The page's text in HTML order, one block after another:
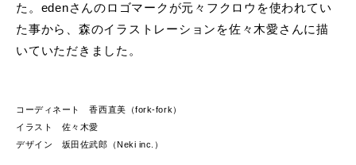
た。edenさんのロゴマークが元々フクロウを使われてい
た事から、森のイラストレーションを佐々木愛さんに描
いていただきました。
コーディネート 香西直美（fork-fork）
イラスト 佐々木愛
デザイン 坂田佐武郎（Neki inc.）